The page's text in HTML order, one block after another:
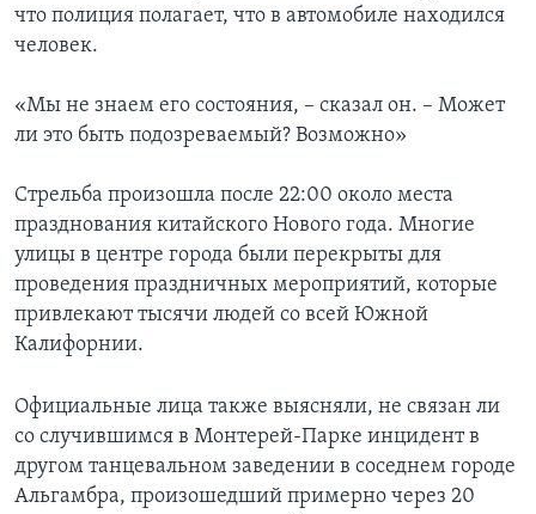
что полиция полагает, что в автомобиле находился
человек.
«Мы не знаем его состояния, – сказал он. – Может
ли это быть подозреваемый? Возможно»
Стрельба произошла после 22:00 около места
празднования китайского Нового года. Многие
улицы в центре города были перекрыты для
проведения праздничных мероприятий, которые
привлекают тысячи людей со всей Южной
Калифорнии.
Официальные лица также выясняли, не связан ли
со случившимся в Монтерей-Парке инцидент в
другом танцевальном заведении в соседнем городе
Альгамбра, произошедший примерно через 20